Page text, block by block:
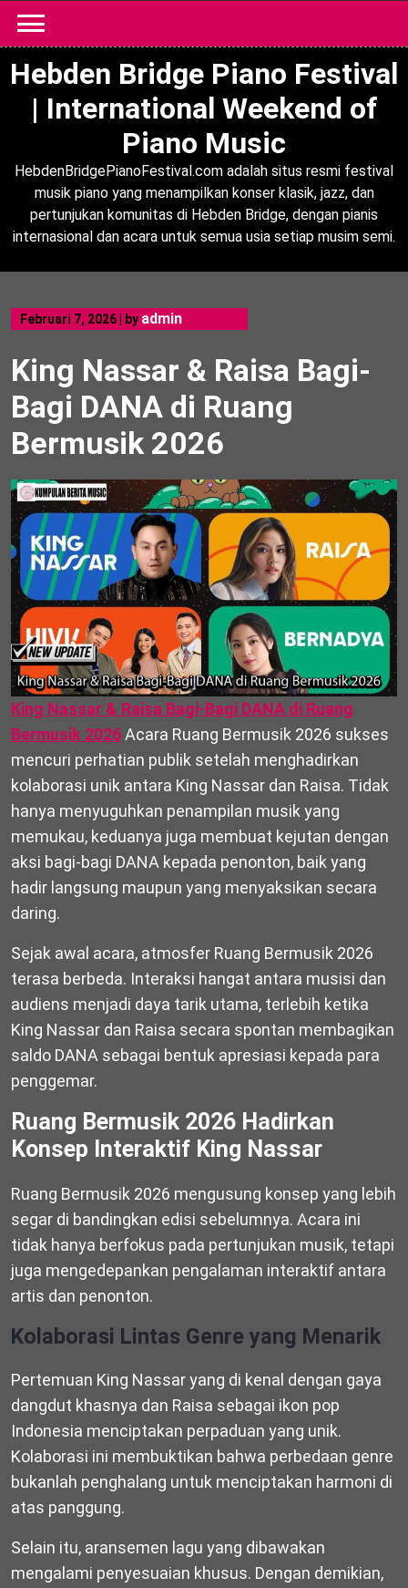
content
Hebden Bridge Piano Festival
| International Weekend of
Piano Music
HebdenBridgePianoFestival.com adalah situs resmi festival
musik piano yang menampilkan konser klasik, jazz, dan
pertunjukan komunitas di Hebden Bridge, dengan pianis
internasional dan acara untuk semua usia setiap musim semi.
Februari 7, 2026 by admin
King Nassar & Raisa Bagi-
Bagi DANA di Ruang
Bermusik 2026
King Nassar & Raisa Bagi-Bagi DANA di Ruang
Bermusik 2026Acara Ruang Bermusik 2026 sukses
mencuri perhatian publik setelah menghadirkan
kolaborasi unik antara King Nassar dan Raisa. Tidak
hanya menyuguhkan penampilan musik yang
memukau, keduanya juga membuat kejutan dengan
aksi bagi-bagi DANA kepada penonton, baik yang
hadir langsung maupun yang menyaksikan secara
daring.
Sejak awal acara, atmosfer Ruang Bermusik 2026
terasa berbeda. Interaksi hangat antara musisi dan
audiens menjadi daya tarik utama, terlebih ketika
King Nassar dan Raisa secara spontan membagikan
saldo DANA sebagai bentuk apresiasi kepada para
penggemar.
Ruang Bermusik 2026 Hadirkan
Konsep Interaktif King Nassar
Ruang Bermusik 2026 mengusung konsep yang lebih
segar di bandingkan edisi sebelumnya. Acara ini
tidak hanya berfokus pada pertunjukan musik, tetapi
juga mengedepankan pengalaman interaktif antara
artis dan penonton.
Kolaborasi Lintas Genre yang Menarik
Pertemuan King Nassar yang di kenal dengan gaya
dangdut khasnya dan Raisa sebagai ikon pop
Indonesia menciptakan perpaduan yang unik.
Kolaborasi ini membuktikan bahwa perbedaan genre
bukanlah penghalang untuk menciptakan harmoni di
atas panggung.
Selain itu, aransemen lagu yang dibawakan
mengalami penyesuaian khusus. Dengan demikian,